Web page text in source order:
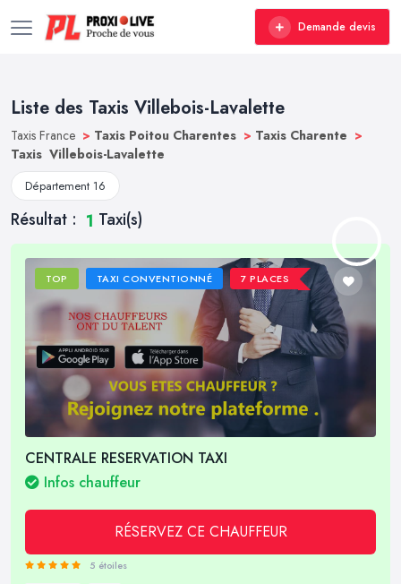
Demande devis
Liste des Taxis Villebois-Lavalette
Taxis France > Taxis Poitou Charentes > Taxis Charente >
Taxis Villebois-Lavalette
Département 16
Résultat : 1 Taxi(s)
TOP TAXI CONVENTIONNÉ 7 PLACES
CENTRALE RESERVATION TAXI
Infos chauffeur
RÉSERVEZ CE CHAUFFEUR
5 étoiles